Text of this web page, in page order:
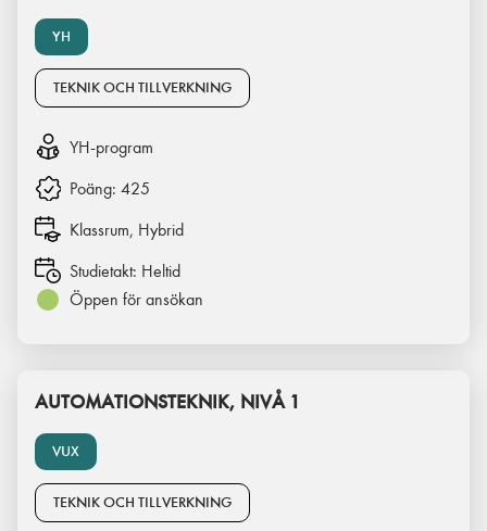
YH
TEKNIK OCH TILLVERKNING
YH-program
Poäng: 425
Klassrum, Hybrid
Studietakt: Heltid
Öppen för ansökan
VUX
AUTOMATIONSTEKNIK, NIVÅ 1
TEKNIK OCH TILLVERKNING